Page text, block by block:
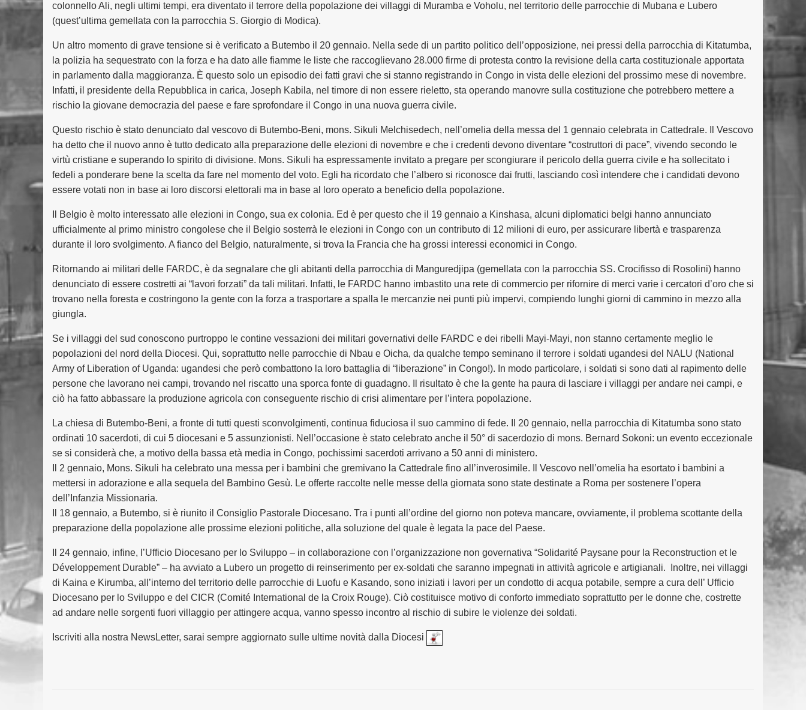
colonnello Ali, negli ultimi tempi, era diventato il terrore della popolazione dei villaggi di Muramba e Voholu, nel territorio delle parrocchie di Mubana e Lubero
(quest’ultima gemellata con la parrocchia S. Giorgio di Modica).
Un altro momento di grave tensione si è verificato a Butembo il 20 gennaio. Nella sede di un partito politico dell’opposizione, nei pressi della parrocchia di Kitatumba,
la polizia ha sequestrato con la forza e ha dato alle fiamme le liste che raccoglievano 28.000 firme di protesta contro la revisione della carta costituzionale apportata
in parlamento dalla maggioranza. È questo solo un episodio dei fatti gravi che si stanno registrando in Congo in vista delle elezioni del prossimo mese di novembre.
Infatti, il presidente della Repubblica in carica, Joseph Kabila, nel timore di non essere rieletto, sta operando manovre sulla costituzione che potrebbero mettere a
rischio la giovane democrazia del paese e fare sprofondare il Congo in una nuova guerra civile.
Questo rischio è stato denunciato dal vescovo di Butembo-Beni, mons. Sikuli Melchisedech, nell’omelia della messa del 1 gennaio celebrata in Cattedrale. Il Vescovo
ha detto che il nuovo anno è tutto dedicato alla preparazione delle elezioni di novembre e che i credenti devono diventare “costruttori di pace”, vivendo secondo le
virtù cristiane e superando lo spirito di divisione. Mons. Sikuli ha espressamente invitato a pregare per scongiurare il pericolo della guerra civile e ha sollecitato i
fedeli a ponderare bene la scelta da fare nel momento del voto. Egli ha ricordato che l’albero si riconosce dai frutti, lasciando così intendere che i candidati devono
essere votati non in base ai loro discorsi elettorali ma in base al loro operato a beneficio della popolazione.
Il Belgio è molto interessato alle elezioni in Congo, sua ex colonia. Ed è per questo che il 19 gennaio a Kinshasa, alcuni diplomatici belgi hanno annunciato
ufficialmente al primo ministro congolese che il Belgio sosterrà le elezioni in Congo con un contributo di 12 milioni di euro, per assicurare libertà e trasparenza
durante il loro svolgimento. A fianco del Belgio, naturalmente, si trova la Francia che ha grossi interessi economici in Congo.
Ritornando ai militari delle FARDC, è da segnalare che gli abitanti della parrocchia di Manguredjipa (gemellata con la parrocchia SS. Crocifisso di Rosolini) hanno
denunciato di essere costretti ai “lavori forzati” da tali militari. Infatti, le FARDC hanno imbastito una rete di commercio per rifornire di merci varie i cercatori d’oro che si
trovano nella foresta e costringono la gente con la forza a trasportare a spalla le mercanzie nei punti più impervi, compiendo lunghi giorni di cammino in mezzo alla
giungla.
Se i villaggi del sud conoscono purtroppo le contine vessazioni dei militari governativi delle FARDC e dei ribelli Mayi-Mayi, non stanno certamente meglio le
popolazioni del nord della Diocesi. Qui, soprattutto nelle parrocchie di Nbau e Oicha, da qualche tempo seminano il terrore i soldati ugandesi del NALU (National
Army of Liberation of Uganda: ugandesi che però combattono la loro battaglia di “liberazione” in Congo!). In modo particolare, i soldati si sono dati al rapimento delle
persone che lavorano nei campi, trovando nel riscatto una sporca fonte di guadagno. Il risultato è che la gente ha paura di lasciare i villaggi per andare nei campi, e
ciò ha fatto abbassare la produzione agricola con conseguente rischio di crisi alimentare per l’intera popolazione.
La chiesa di Butembo-Beni, a fronte di tutti questi sconvolgimenti, continua fiduciosa il suo cammino di fede. Il 20 gennaio, nella parrocchia di Kitatumba sono stato
ordinati 10 sacerdoti, di cui 5 diocesani e 5 assunzionisti. Nell’occasione è stato celebrato anche il 50° di sacerdozio di mons. Bernard Sokoni: un evento eccezionale
se si considerà che, a motivo della bassa età media in Congo, pochissimi sacerdoti arrivano a 50 anni di ministero.
Il 2 gennaio, Mons. Sikuli ha celebrato una messa per i bambini che gremivano la Cattedrale fino all’inverosimile. Il Vescovo nell’omelia ha esortato i bambini a
mettersi in adorazione e alla sequela del Bambino Gesù. Le offerte raccolte nelle messe della giornata sono state destinate a Roma per sostenere l’opera
dell’Infanzia Missionaria.
Il 18 gennaio, a Butembo, si è riunito il Consiglio Pastorale Diocesano. Tra i punti all’ordine del giorno non poteva mancare, ovviamente, il problema scottante della
preparazione della popolazione alle prossime elezioni politiche, alla soluzione del quale è legata la pace del Paese.
Il 24 gennaio, infine, l’Ufficio Diocesano per lo Sviluppo – in collaborazione con l’organizzazione non governativa “Solidarité Paysane pour la Reconstruction et le
Développement Durable” – ha avviato a Lubero un progetto di reinserimento per ex-soldati che saranno impegnati in attività agricole e artigianali. Inoltre, nei villaggi
di Kaina e Kirumba, all’interno del territorio delle parrocchie di Luofu e Kasando, sono iniziati i lavori per un condotto di acqua potabile, sempre a cura dell’ Ufficio
Diocesano per lo Sviluppo e del CICR (Comité International de la Croix Rouge). Ciò costituisce motivo di conforto immediato soprattutto per le donne che, costrette
ad andare nelle sorgenti fuori villaggio per attingere acqua, vanno spesso incontro al rischio di subire le violenze dei soldati.
Iscriviti alla nostra NewsLetter, sarai sempre aggiornato sulle ultime novità dalla Diocesi